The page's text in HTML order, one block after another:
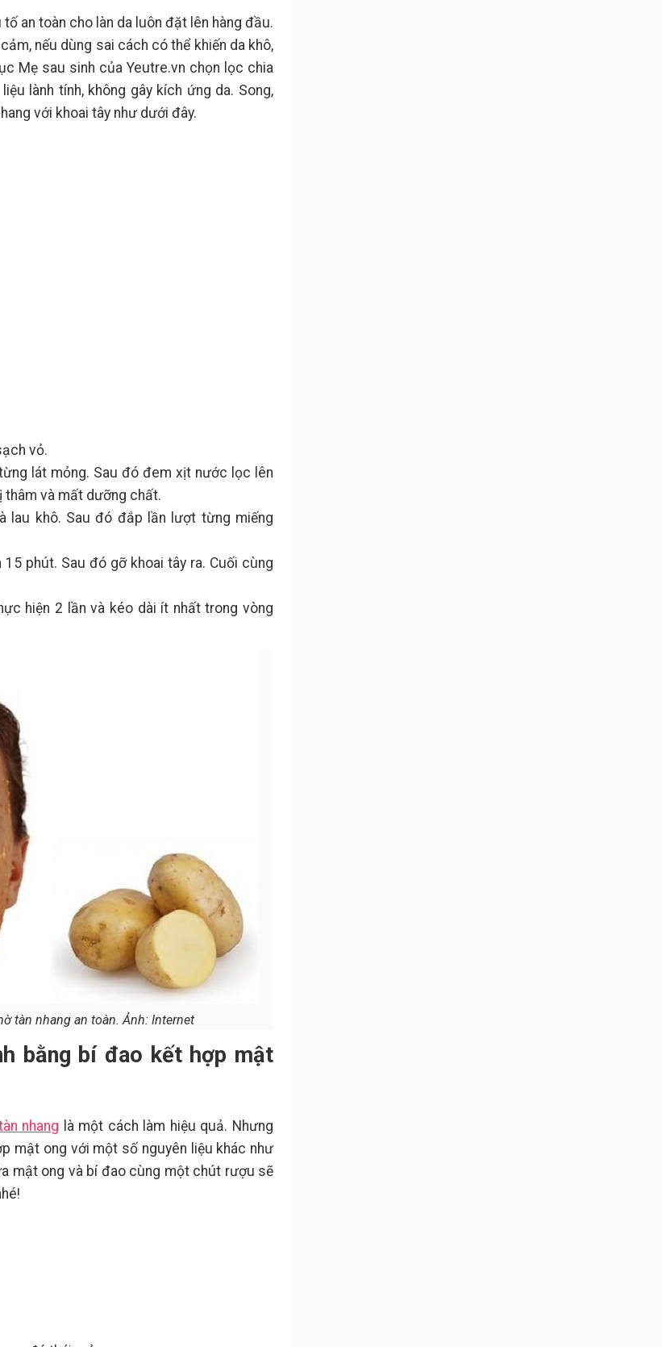
tố an toàn cho làn da luôn đặt lên hàng đầu.
nếu dùng sai cách có thể khiến da khô,
Mẹ sau sinh của Yeutre.vn chọn lọc chia
lành tính, không gây kích ứng da. Song,
với khoai tây như dưới đây.
vỏ.
lát mỏng. Sau đó đem xịt nước lọc lên
thâm và mất dưỡng chất.
lau khô. Sau đó đắp lần lượt từng miếng
phút. Sau đó gỡ khoai tây ra. Cuối cùng
hiện 2 lần và kéo dài ít nhất trong vòng
tàn nhang an toàn. Ảnh: Internet
bằng bí đao kết hợp mật
nhang là một cách làm hiệu quả. Nhưng
mật ong với một số nguyên liệu khác như
mật ong và bí đao cùng một chút rượu sẽ